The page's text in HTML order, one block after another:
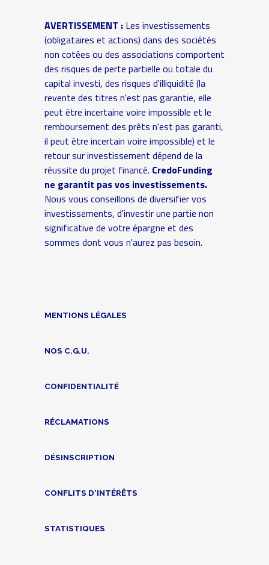
AVERTISSEMENT :Les investissements
(obligataires et actions) dans des sociétés
non cotées ou des associations comportent
des risques de perte partielle ou totale du
capital investi, des risques d'illiquidité (la
revente des titres n'est pas garantie, elle
peut être incertaine voire impossible et le
remboursement des prêts n'est pas garanti,
il peut être incertain voire impossible) et le
retour sur investissement dépend de la
réussite du projet financé. CredoFunding
ne garantit pas vos investissements.
Nous vous conseillons de diversifier vos
investissements, d'investir une partie non
significative de votre épargne et des
sommes dont vous n'aurez pas besoin.
MENTIONS LÉGALES
NOS C.G.U.
CONFIDENTIALITÉ
RÉCLAMATIONS
DÉSINSCRIPTION
CONFLITS D'INTÉRÊTS
STATISTIQUES